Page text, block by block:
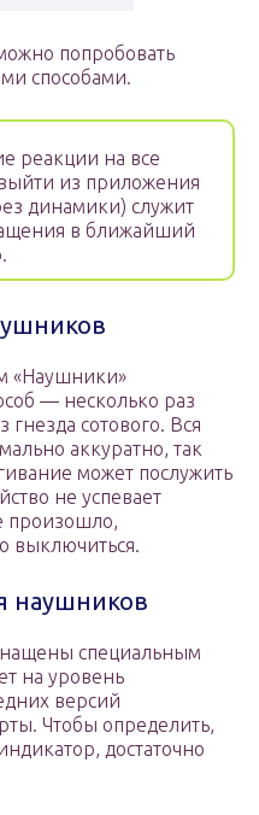
попробовать
способами.
реакции на все
из приложения
динамики) служит
в ближайший
«Наушники»
— несколько раз
гнезда сотового. Вся
аккуратно, так
может послужить
не успевает
произошло,
выключиться.
наушников
специальным
на уровень
версий
Чтобы определить,
достаточно